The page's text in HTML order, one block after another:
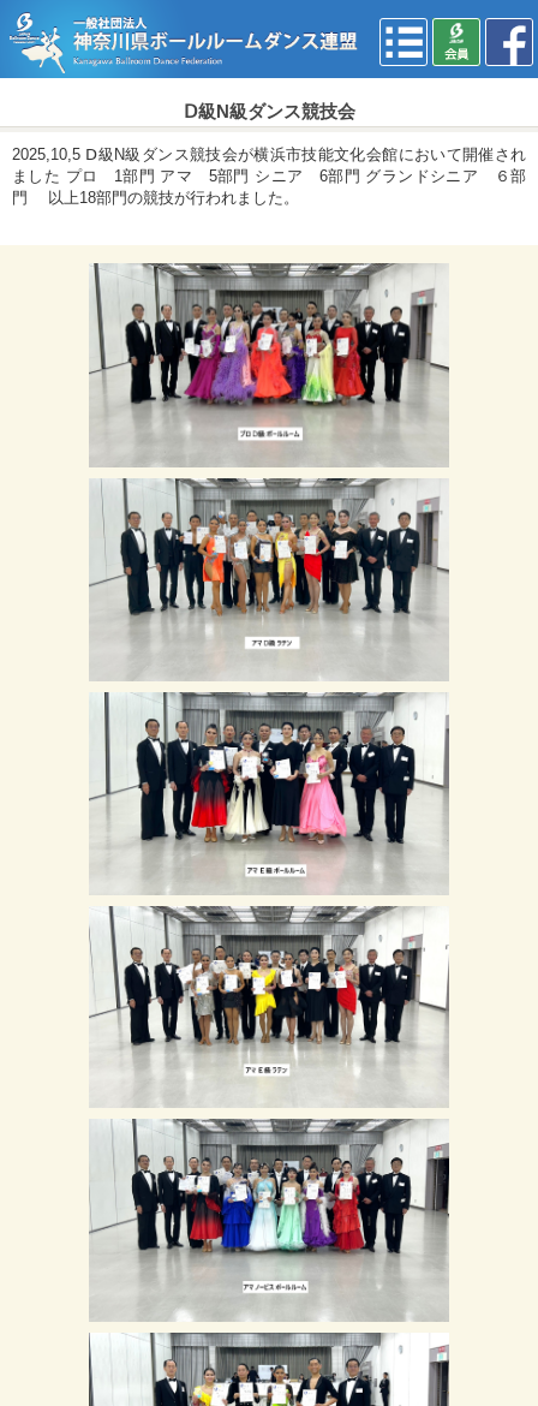
Ⅾ級N級ダンス競技会
2025,10,5 Ⅾ級N級ダンス競技会が横浜市技能文化会館において開催され
ました プロ 1部門 アマ 5部門 シニア 6部門 グランドシニア ６部
門 以上18部門の競技が行われました。